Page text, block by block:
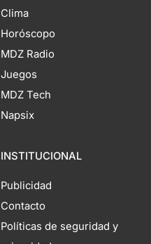
Clima
Horóscopo
MDZ Radio
Juegos
MDZ Tech
Napsix
INSTITUCIONAL
Publicidad
Contacto
Políticas de seguridad y